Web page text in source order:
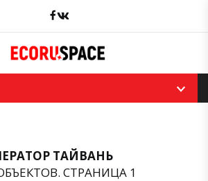
Facebook
Open
ТАЙВАНЬ
СТРАНИЦА 1